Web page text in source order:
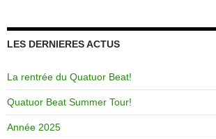
LES DERNIERES ACTUS
La rentrée du Quatuor Beat!
Quatuor Beat Summer Tour!
Année 2025